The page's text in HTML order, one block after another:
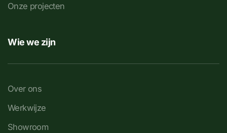
Onze projecten
Wie we zijn
Over ons
Werkwijze
Showroom